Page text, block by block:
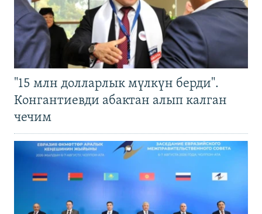
"15 млн долларлык мүлкүн берди".
Конгантиевди абактан алып калган
чечим